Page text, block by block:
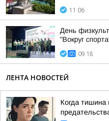
11:06
День
"Вокруг
09:18
ЛЕНТА НОВОСТЕЙ
Когда тишина